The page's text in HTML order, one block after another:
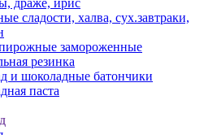
драже, ирис
сладости, халва, сух.завтраки,
замороженные
резинка
и шоколадные батончики
паста